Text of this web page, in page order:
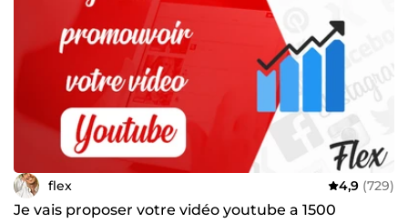
flex 4,9 (729)
Je vais proposer votre vidéo youtube a 1500